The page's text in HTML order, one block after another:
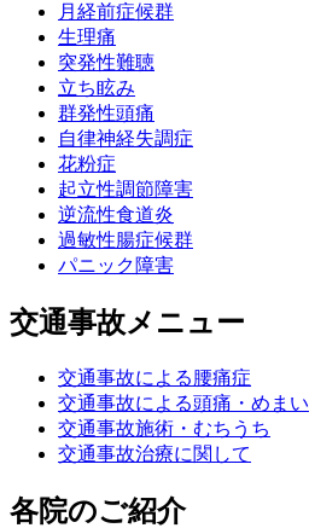
月経前症候群
生理痛
突発性難聴
立ち眩み
群発性頭痛
自律神経失調症
花粉症
起立性調節障害
逆流性食道炎
過敏性腸症候群
パニック障害
交通事故メニュー
交通事故による腰痛症
交通事故による頭痛・めまい
交通事故施術・むちうち
交通事故治療に関して
各院のご紹介